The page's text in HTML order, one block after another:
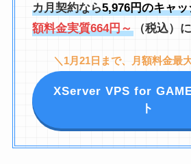
カ月契約なら5,976円のキャ
額料金実質664円～
（税込）
＼1月21日まで、月額料金最
XServer VPS for
ト